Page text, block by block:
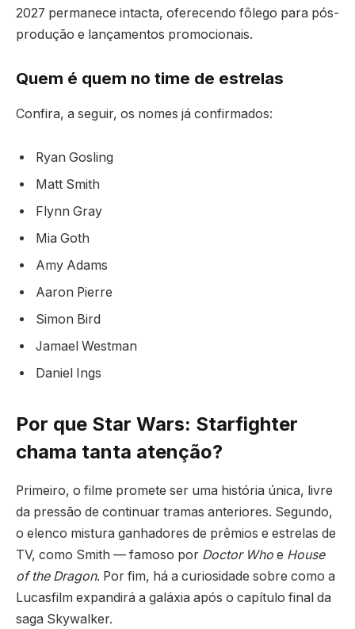
2027 permanece intacta, oferecendo fôlego para pós-
produção e lançamentos promocionais.
Quem é quem no time de estrelas
Confira, a seguir, os nomes já confirmados:
Ryan Gosling
Matt Smith
Flynn Gray
Mia Goth
Amy Adams
Aaron Pierre
Simon Bird
Jamael Westman
Daniel Ings
Por que Star Wars: Starfighter
chama tanta atenção?
Primeiro, o filme promete ser uma história única, livre
da pressão de continuar tramas anteriores. Segundo,
o elenco mistura ganhadores de prêmios e estrelas de
TV, como Smith — famoso por Doctor Who e House
of the Dragon. Por fim, há a curiosidade sobre como a
Lucasfilm expandirá a galáxia após o capítulo final da
saga Skywalker.